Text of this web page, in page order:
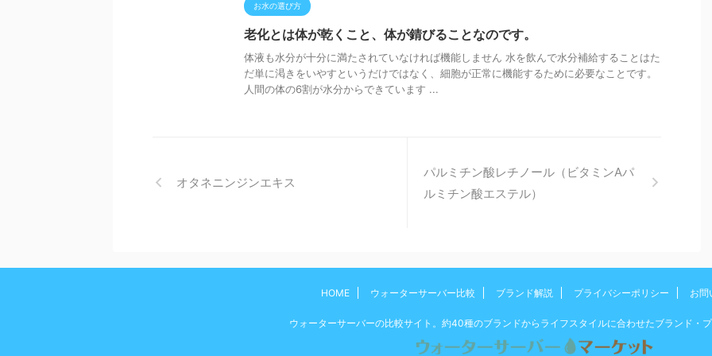
お水の選び方
老化とは体が乾くこと、体が錆びることなのです。
体液も水分が十分に満たされていなければ機能しません 水を飲んで水分補給することはた
だ単に渇きをいやすというだけではなく、細胞が正常に機能するために必要なことです。
人間の体の6割が水分からできています ...
オタネニンジンエキス
パルミチン酸レチノール（ビタミンAパ
ルミチン酸エステル）
HOME ウォーターサーバー比較 ブランド解説 プライバシーポリシー お問
ウォーターサーバーの比較サイト。約40種のブランドからライフスタイルに合わせたブランド・プ